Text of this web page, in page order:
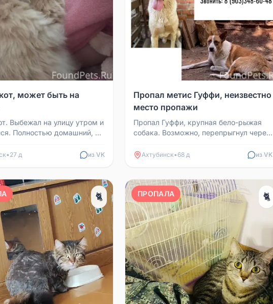
может быть на
Выбежал на улицу утром и
Полностью домашний, до
• 27 д из VK
Пропал метис Гуффи, неизвестно
место пропажи
Пропал Гуффи, крупная бело-рыжая
собака. Возможно, перепрыгнул через
увидите похожую соба...
Ахтубинск•68 д из VK
🐈 ПРОПАЛА 🐈